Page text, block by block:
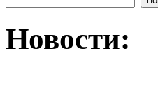
Новости: